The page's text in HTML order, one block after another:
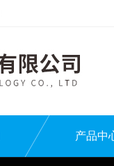
产品中